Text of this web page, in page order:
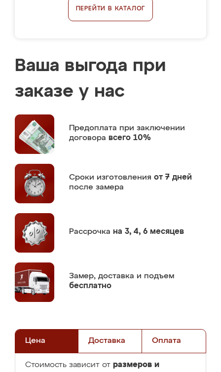
ПЕРЕЙТИ В КАТАЛОГ
Ваша выгода при
заказе у нас
Предоплата при заключении
договора всего 10%
Сроки изготовления от 7 дней
после замера
Рассрочка на 3, 4, 6 месяцев
Замер, доставка и подъем
бесплатно
Цена Доставка Оплата
Стоимость зависит от размеров и